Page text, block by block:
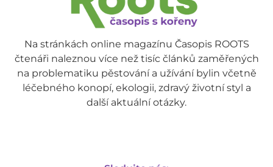
Na stránkách online magazínu Časopis ROOTS
čtenáři naleznou více než tisíc článků zaměřených
na problematiku pěstování a užívání bylin včetně
léčebného konopí, ekologii, zdravý životní styl a
další aktuální otázky.